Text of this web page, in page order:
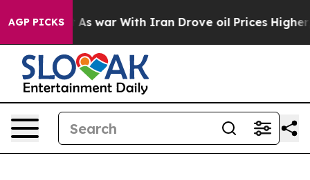
AGP PICKS
As war With Iran Drove oil Prices Higher, Trump